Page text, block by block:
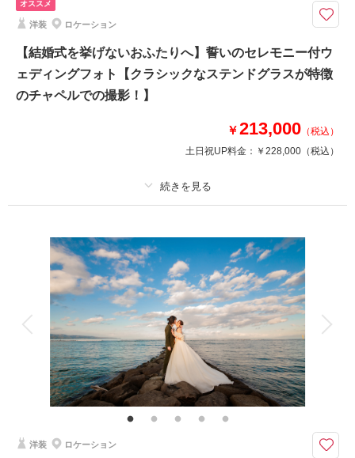
180カット以上 □所要時間：約4時間
たりに、写真だけの結婚式を。
結婚式はしないけど写真は残したい」おふたりへ。チャペル入場から指輪交
換など結婚式のワンシーンを丁寧に撮影。ご家族写真やごきょうだい、ご友
人とのお写真も無料。
撮影日の空き
を確認する
オススメ
洋装 ロケーション
【結婚式を挙げないおふたりへ】誓いのセレモニー付ウ
ェディングフォト【クラシックなステンドグラスが特徴
のチャペルでの撮影！】
￥213,000 （税込）
土日祝UP料金： ￥228,000 （税込）
撮影料 新婦衣装1着 新郎衣装1着
着付け ヘアメイク 小物一式
アルバム データ 180 カット 台紙付写真
衣装追加 会食 挙式
家族と撮影 家族用衣装レンタル ペットと撮影
その他含むもの
施設使用料 家族写真追加料金無料 衣装ランクアップ料金なし 洋装小物
ランクアップ料金なし 貸出小物多数
富山のチャペルでの撮影。 □撮影カット：約180カット以上 □所要時間：
約4時間
洋装 ロケーション